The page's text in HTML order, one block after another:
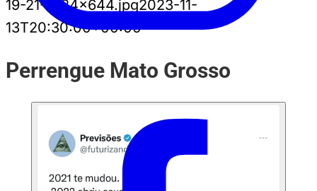
19-21-1024x644.jpg2023-11-
13T20:30:00+00:00
Perrengue Mato Grosso